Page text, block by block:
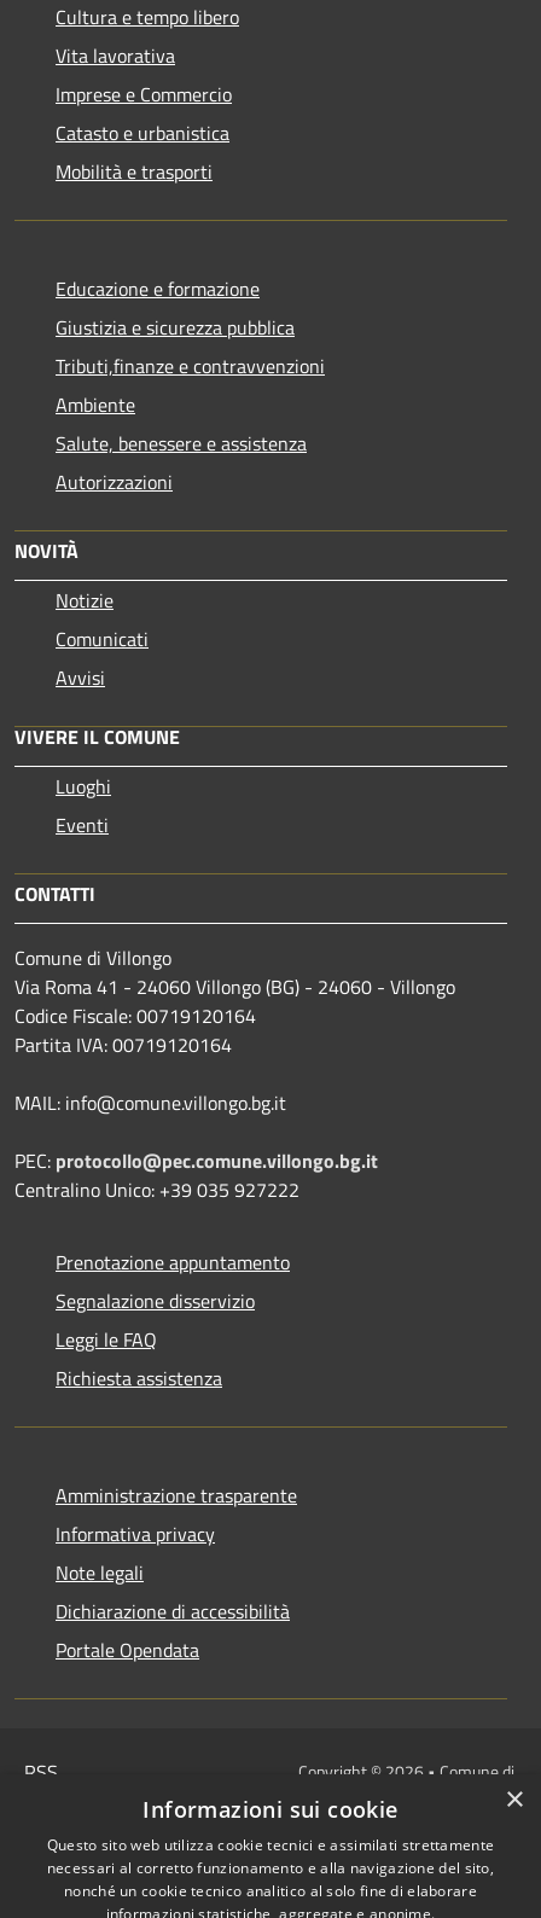
Cultura e tempo libero
Vita lavorativa
Imprese e Commercio
Catasto e urbanistica
Mobilità e trasporti
Educazione e formazione
Giustizia e sicurezza pubblica
Tributi,finanze e contravvenzioni
Ambiente
Salute, benessere e assistenza
Autorizzazioni
NOVITÀ
Notizie
Comunicati
Avvisi
VIVERE IL COMUNE
Luoghi
Eventi
CONTATTI
Comune di Villongo
Via Roma 41 - 24060 Villongo (BG) - 24060 - Villongo
Codice Fiscale: 00719120164
Partita IVA: 00719120164
MAIL: info@comune.villongo.bg.it
PEC: protocollo@pec.comune.villongo.bg.it
Centralino Unico: +39 035 927222
Prenotazione appuntamento
Segnalazione disservizio
Leggi le FAQ
Richiesta assistenza
Amministrazione trasparente
Informativa privacy
Note legali
Dichiarazione di accessibilità
Portale Opendata
RSS
Cookie
Mappa del sito
Copyright © 2026 • Comune di
Villongo • Powered by
redazione
×
Informazioni sui cookie
Questo sito web utilizza cookie tecnici e assimilati strettamente
necessari al corretto funzionamento e alla navigazione del sito,
nonché un cookie tecnico analitico al solo fine di elaborare
informazioni statistiche, aggregate e anonime.